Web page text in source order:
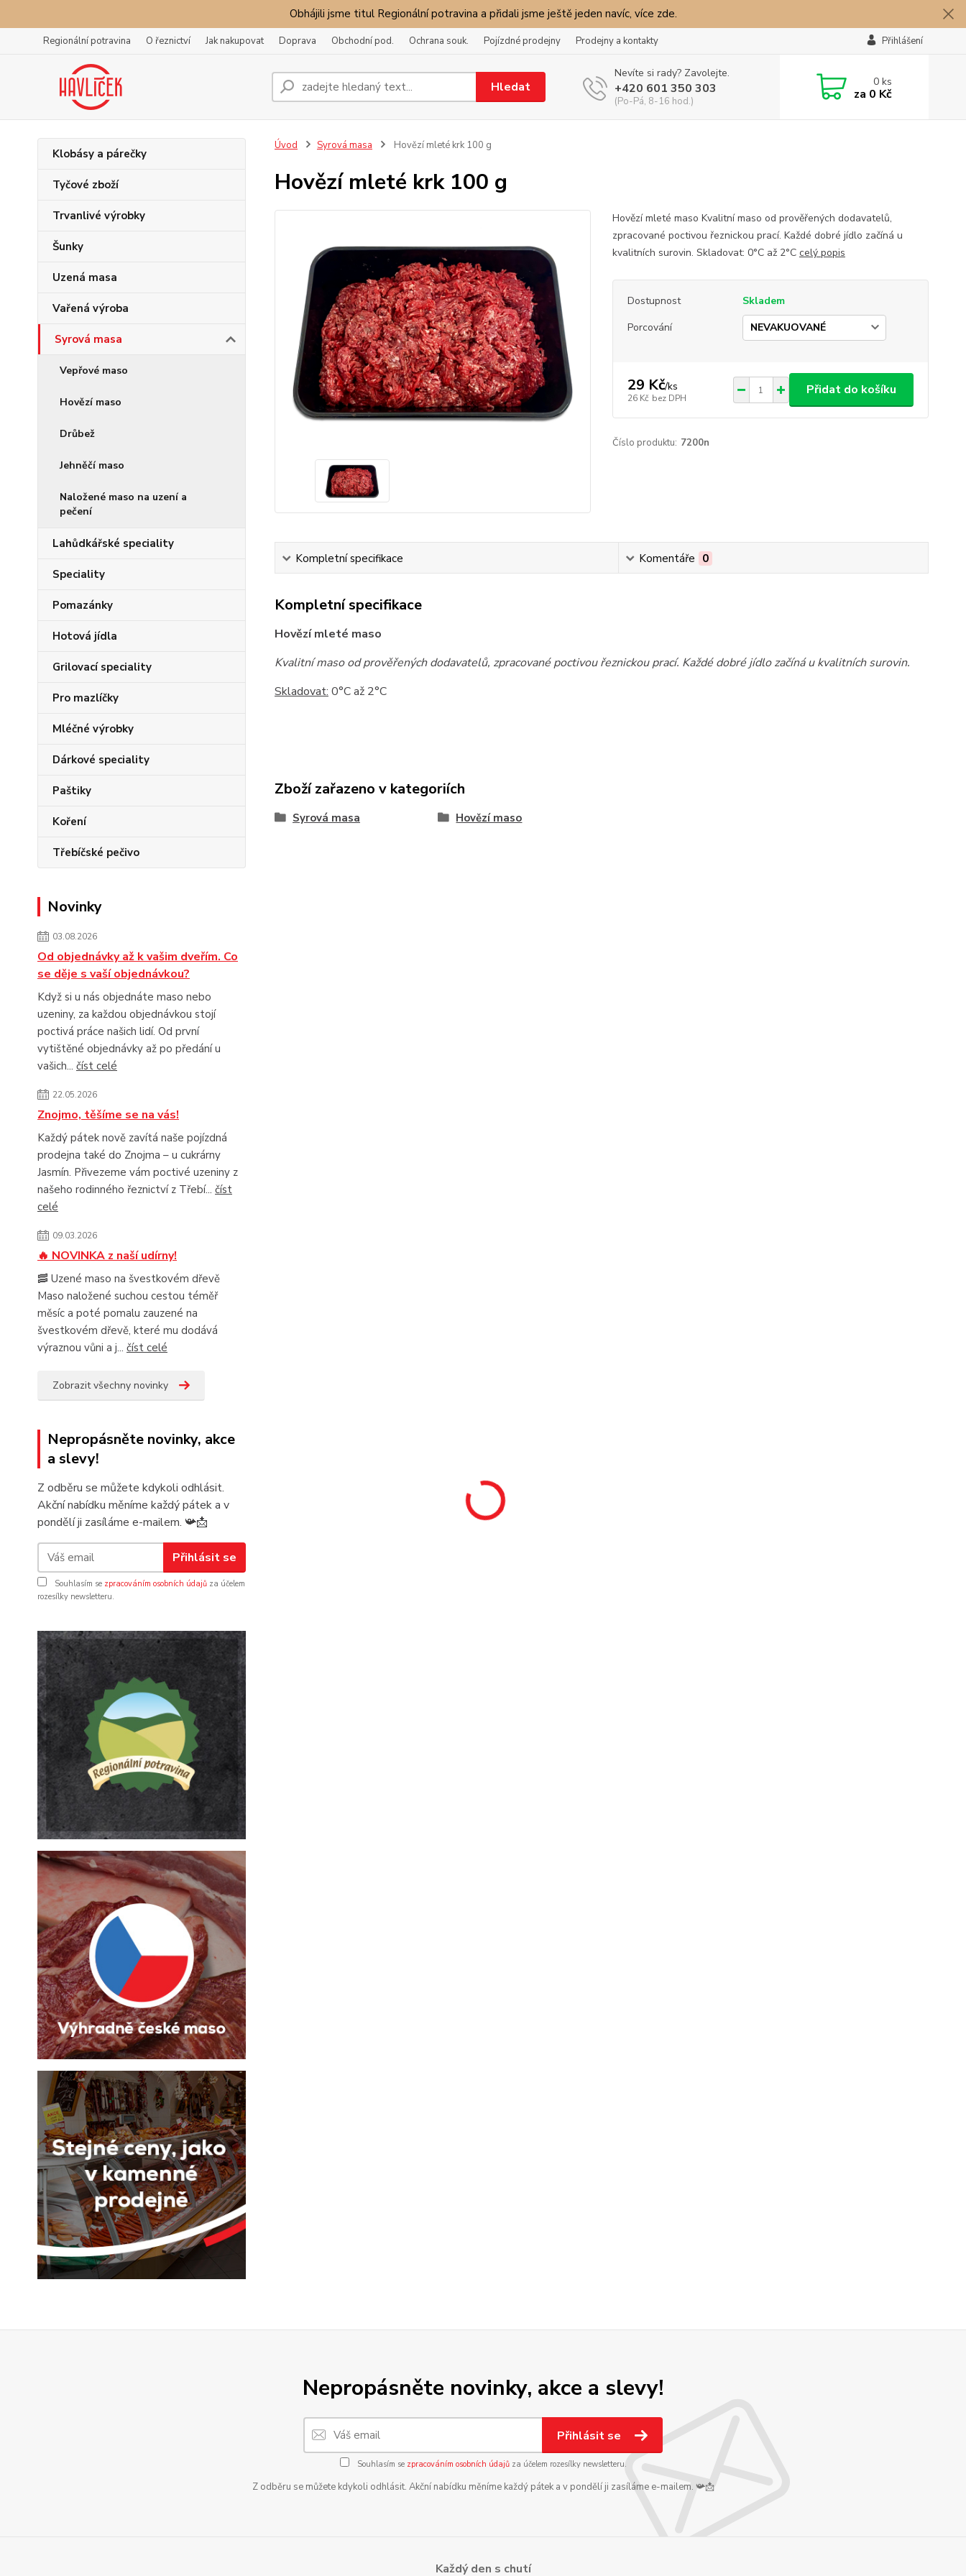
Obhájili jsme titul Regionální potravina a přidali jsme ještě jeden navíc, více zde.
Regionální potravina O řeznictví Jak nakupovat Doprava Obchodní pod. Ochrana souk. Pojízdné prodejny Prodejny a kontakty Přihlášení
Hledat
Nevíte si rady? Zavolejte.
+420 601 350 303
(Po-Pá, 8-16 hod.)
0ks
za 0 Kč
Klobásy a párečky
Tyčové zboží
Trvanlivé výrobky
Šunky
Uzená masa
Vařená výroba
Syrová masa
Vepřové maso
Hovězí maso
Drůbež
Jehněčí maso
Naložené maso na uzení a
pečení
Lahůdkářské speciality
Speciality
Pomazánky
Hotová jídla
Grilovací speciality
Pro mazlíčky
Mléčné výrobky
Dárkové speciality
Paštiky
Koření
Třebíčské pečivo
Novinky
03.08.2026
Od objednávky až k vašim dveřím. Co
se děje s vaší objednávkou?
Když si u nás objednáte maso nebo
uzeniny, za každou objednávkou stojí
poctivá práce našich lidí. Od první
vytištěné objednávky až po předání u
vašich... číst celé
22.05.2026
Znojmo, těšíme se na vás!
Každý pátek nově zavítá naše pojízdná
prodejna také do Znojma – u cukrárny
Jasmín. Přivezeme vám poctivé uzeniny z
našeho rodinného řeznictví z Třebí... číst
celé
09.03.2026
🔥 NOVINKA z naší udírny!
🥓 Uzené maso na švestkovém dřevě
Maso naložené suchou cestou téměř
měsíc a poté pomalu zauzené na
švestkovém dřevě, které mu dodává
výraznou vůni a j... číst celé
Zobrazit všechny novinky
Nepropásněte novinky, akce
a slevy!
Z odběru se můžete kdykoli odhlásit.
Akční nabídku měníme každý pátek a v
pondělí ji zasíláme e-mailem. 📯📩
Přihlásit se
Souhlasím se zpracováním osobních údajů za účelem
rozesílky newsletteru.
Úvod Syrová masa Hovězí mleté krk 100 g
Hovězí mleté krk 100 g
Hovězí mleté maso Kvalitní maso od prověřených dodavatelů,
zpracované poctivou řeznickou prací. Každé dobré jídlo začíná u
kvalitních surovin. Skladovat: 0°C až 2°C celý popis
Dostupnost
Skladem
Porcování
29 Kč/ks
26 Kč bez DPH
Přidat do košíku
Číslo produktu: 7200n
Kompletní specifikace Komentáře 0
Kompletní specifikace
Hovězí mleté maso
Kvalitní maso od prověřených dodavatelů, zpracované poctivou řeznickou prací. Každé dobré jídlo začíná u kvalitních surovin.
Skladovat:0°C až 2°C
Zboží zařazeno v kategoriích
Syrová masa Hovězí maso
Nepropásněte novinky, akce a slevy!
Přihlásit se
Souhlasím se zpracováním osobních údajůza účelem rozesílky newsletteru.
Z odběru se můžete kdykoli odhlásit. Akční nabídku měníme každý pátek a v pondělí ji zasíláme e-mailem. 📯📩
Každý den s chutí